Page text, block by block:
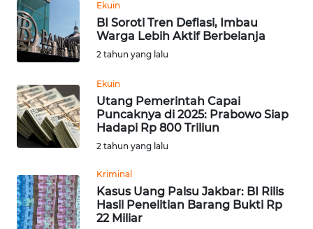
Ekuin
BI Soroti Tren Deflasi, Imbau
Warga Lebih Aktif Berbelanja
2 tahun yang lalu
Ekuin
Utang Pemerintah Capai
Puncaknya di 2025: Prabowo Siap
Hadapi Rp 800 Triliun
2 tahun yang lalu
Kriminal
Kasus Uang Palsu Jakbar: BI Rilis
Hasil Penelitian Barang Bukti Rp
22 Miliar
WN
KALTARA
WN
KALSEL
WN
KALTIM
WN
SULSEL